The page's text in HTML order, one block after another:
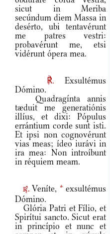
sicut in Meriba
secúndum diem Massa in
desérto, ubi tentavérunt
me patres vestri:
probavérunt me, etsi
vidérunt ópera mea.
℟. Exsultémus
Dómino.
Quadragínta annis
tæduit me generatiónis
illíus, et dixi: Pópulus
errántium corde sunt isti.
Et ipsi non cognovérunt
vias meas; ídeo iurávi in
ira mea: Non introíbunt
in réquiem meam.
r. Veníte, * exsultémus
Dómino.
Glória Patri et Fílio, et
Spirítui sancto. Sicut erat
in princípio et nunc et